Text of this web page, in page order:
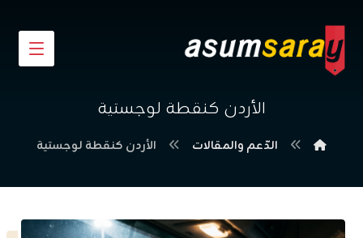
الأردن كنقطة لوجستية
الدّعم والمقالات الأردن كنقطة لوجستية